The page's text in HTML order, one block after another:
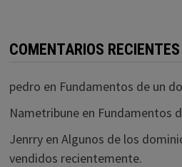
COMENTARIOS RECIENTES
pedro en Fundamentos de un
Nametribuneen Fundamentos
Jenrryen Algunos de los
vendidos recientemente.